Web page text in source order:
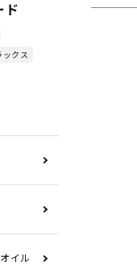
ド
ックス
イル